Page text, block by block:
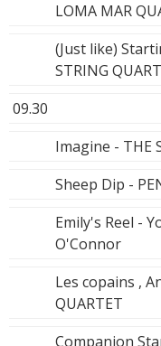
LOMA MAR
(Just like)
STRING
09.30
Imagine - THE
Sheep Dip -
Emily's Reel -
O'Connor
Les copains ,
QUARTET
Companion